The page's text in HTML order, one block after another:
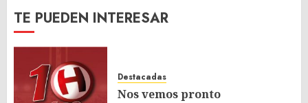
TE PUEDEN INTERESAR
Destacadas
Nos vemos pronto